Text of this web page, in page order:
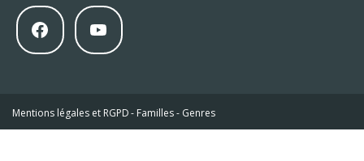
Mentions légales et RGPD- Familles- Genres